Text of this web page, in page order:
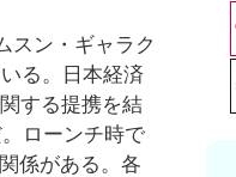
スン・ギャラク
る。日本経済
する提携を結
ローンチ時で
係がある。各